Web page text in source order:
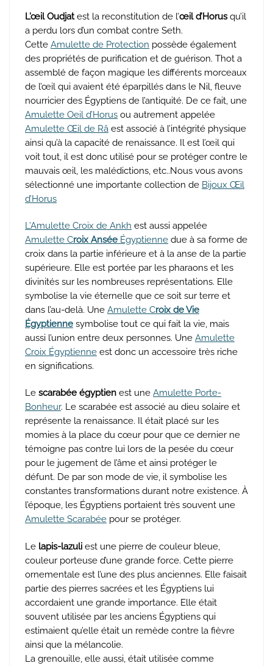
L’œil Oudjatest la reconstitution de l’œil d’Horusqu’il
a perdu lors d’un combat contre Seth.
Cette Amulette de Protection possède également
des propriétés de purification et de guérison. Thot a
assemblé de façon magique les différents morceaux
de l’œil qui avaient été éparpillés dans le Nil, fleuve
nourricier des Égyptiens de l’antiquité. De ce fait, une
Amulette Oeil d’Horus ou autrement appelée
Amulette Œil de Râ est associé à l’intégrité physique
ainsi qu’à la capacité de renaissance. Il est l’œil qui
voit tout, il est donc utilisé pour se protéger contre le
mauvais œil, les malédictions, etc..Nous vous avons
sélectionné une importante collection de Bijoux Œil
d’Horus
L’Amulette Croix de Ankh est aussi appelée
Amulette Croix Ansée Égyptienne due à sa forme de
croix dans la partie inférieure et à la anse de la partie
supérieure. Elle est portée par les pharaons et les
divinités sur les nombreuses représentations. Elle
symbolise la vie éternelle que ce soit sur terre et
dans l’au-delà. Une Amulette Croix de Vie
Égyptienne symbolise tout ce qui fait la vie, mais
aussi l’union entre deux personnes. Une Amulette
Croix Égyptienne est donc un accessoire très riche
en significations.
Le scarabée égyptien est une Amulette Porte-
Bonheur. Le scarabée est associé au dieu solaire et
représente la renaissance. Il était placé sur les
momies à la place du cœur pour que ce dernier ne
témoigne pas contre lui lors de la pesée du cœur
pour le jugement de l’âme et ainsi protéger le
défunt. De par son mode de vie, il symbolise les
constantes transformations durant notre existence. À
l’époque, les Égyptiens portaient très souvent une
Amulette Scarabée pour se protéger.
Le lapis-lazuli est une pierre de couleur bleue,
couleur porteuse d’une grande force. Cette pierre
ornementale est l’une des plus anciennes. Elle faisait
partie des pierres sacrées et les Égyptiens lui
accordaient une grande importance. Elle était
souvent utilisée par les anciens Égyptiens qui
estimaient qu’elle était un remède contre la fièvre
ainsi que la mélancolie.
La grenouille, elle aussi, était utilisée comme